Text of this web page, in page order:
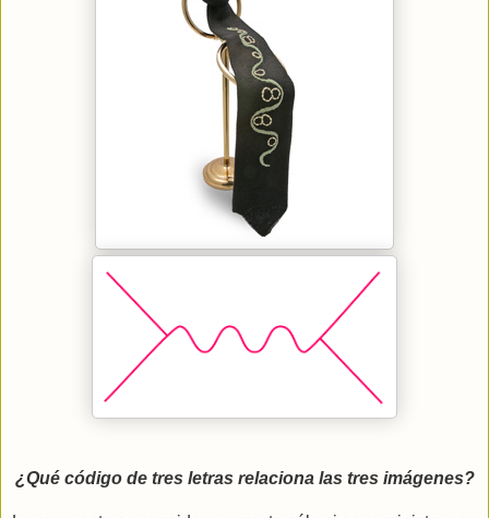
¿Qué código de tres letras relaciona las tres imágenes?